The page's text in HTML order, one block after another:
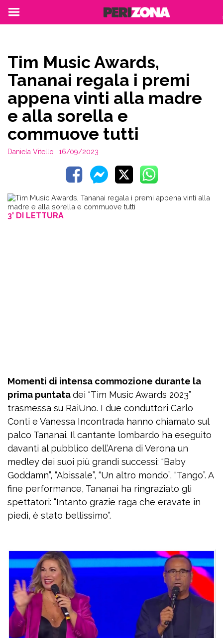
Tim Music Awards,
Tananai regala i premi
appena vinti alla madre
e alla sorella e
commuove tutti
Daniela Vitello | 16/09/2023
3' DI LETTURA
Momenti di intensa commozione durante la
prima puntatadei “Tim Music Awards 2023”
trasmessa su RaiUno. I due conduttori Carlo
Conti e Vanessa Incontrada hanno chiamato sul
palco Tananai. Il cantante lombardo ha eseguito
davanti al pubblico dell’Arena di Verona un
medley dei suoi più grandi successi: “Baby
Goddamn”, “Abissale”, “Un altro mondo”, “Tango”. A
fine performance, Tananai ha ringraziato gli
spettatori: “Intanto grazie raga che eravate in
piedi, è stato bellissimo”.